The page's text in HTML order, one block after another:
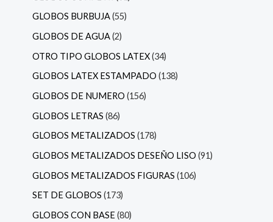
GLOBOS BURBUJA 55
GLOBOS DE AGUA 2
OTRO TIPO GLOBOS LATEX 34
GLOBOS LATEX ESTAMPADO 138
GLOBOS DE NUMERO 156
GLOBOS LETRAS 86
GLOBOS METALIZADOS 178
GLOBOS METALIZADOS DESEÑO LISO 91
GLOBOS METALIZADOS FIGURAS 106
SET DE GLOBOS 173
GLOBOS CON BASE 80